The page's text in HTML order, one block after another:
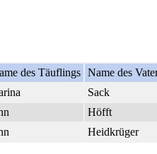
des Täuflings Name des
Sack
Höfft
Heidkrüger